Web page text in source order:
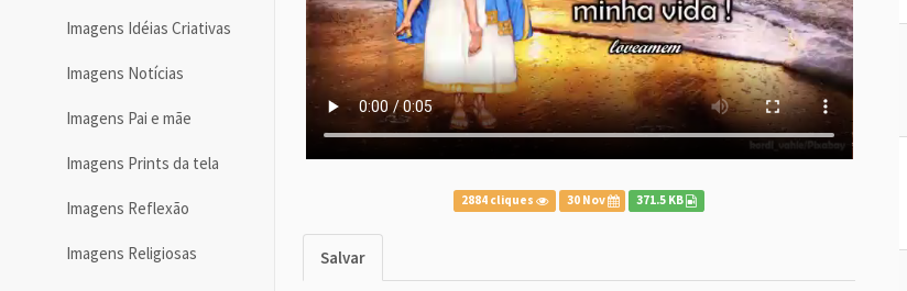
Imagens Idéias Criativas
Imagens Notícias
Imagens Pai e mãe
Imagens Prints da tela
Imagens Reflexão
Imagens Religiosas
2884 cliques 30 Nov 371.5 KB
Salvar